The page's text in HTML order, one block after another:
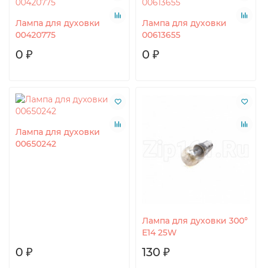
Лампа для духовки
00420775
0 ₽
Лампа для духовки
00613655
0 ₽
Лампа для духовки
00650242
0 ₽
Лампа для духовки 300°
E14 25W
130 ₽